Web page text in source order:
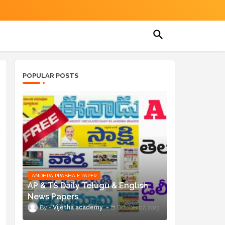
POPULAR POSTS
ANDHRA PRABHA E PAPER
AP & TS Daily Telugu & English
News Papers
Vijetha academy October 07, 2023